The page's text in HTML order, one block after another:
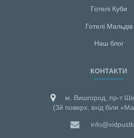
Готелі Куби
Готелі Мальдiв
Наш блог
КОНТАКТИ
м. Вишгород, пр-т
(3й поверх, вхід біля